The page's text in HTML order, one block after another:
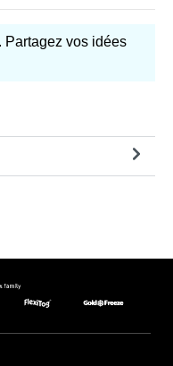
Partagez vos idées